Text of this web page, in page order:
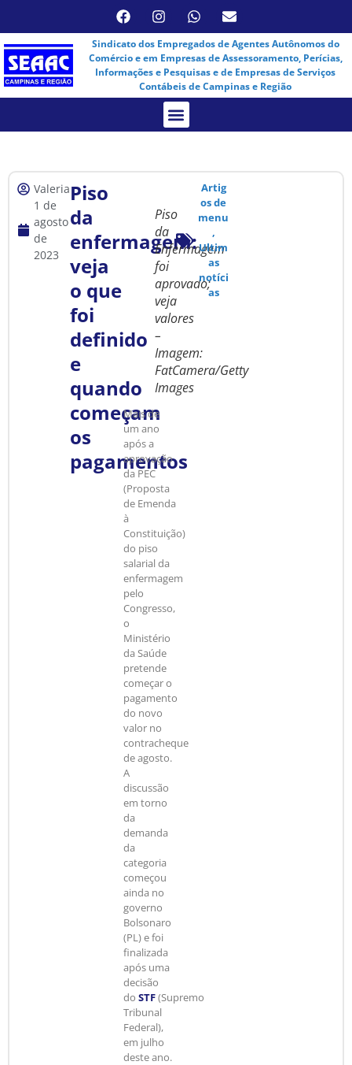
Sindicato dos Empregados de Agentes Autônomos do
Comércio e em Empresas de Assessoramento, Perícias,
Informações e Pesquisas e de Empresas de Serviços
Contábeis de Campinas e Região
Valeria
1 de
agosto
de
2023
Piso
da
enfermagem:
veja
o que
foi
definido
e
quando
começam
os
pagamentos
Piso
da
Enfermagem
foi
aprovado;
veja
valores
–
Imagem:
FatCamera/Getty
Images
Mais de
um ano
após a
aprovação
da PEC
(Proposta
de Emenda
à
Constituição)
do piso
salarial da
enfermagem
pelo
Congresso,
o
Ministério
da Saúde
pretende
começar o
pagamento
do novo
valor no
contracheque
de agosto.
A
discussão
em torno
da
demanda
da
categoria
começou
ainda no
governo
Bolsonaro
(PL) e foi
finalizada
após uma
decisão
do STF(Supremo
Tribunal
Federal),
em julho
deste ano.
Artig
os de
menu
,
Ultim
as
notíci
as